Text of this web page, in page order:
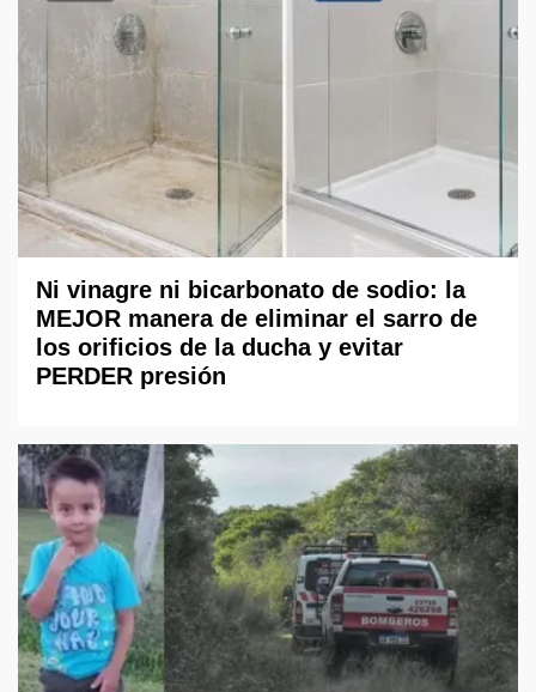
Ni vinagre ni bicarbonato de sodio: la
MEJOR manera de eliminar el sarro de
los orificios de la ducha y evitar
PERDER presión